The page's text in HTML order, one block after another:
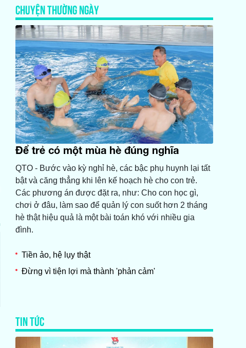
CHUYỆN THƯỜNG NGÀY
Để trẻ có một mùa hè đúng nghĩa
QTO - Bước vào kỳ nghỉ hè, các bậc phụ huynh lại tất
bật và căng thẳng khi lên kế hoạch hè cho con trẻ.
Các phương án được đặt ra, như: Cho con học gì,
chơi ở đâu, làm sao để quản lý con suốt hơn 2 tháng
hè thật hiệu quả là một bài toán khó với nhiều gia
đình.
Tiền ảo, hệ lụy thật
Đừng vì tiện lợi mà thành 'phản cảm'
TIN TỨC